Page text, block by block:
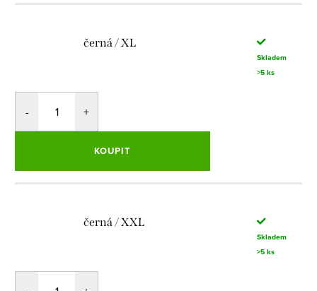
černá / XL
Skladem
>5 ks
KOUPIT
černá / XXL
Skladem
>5 ks